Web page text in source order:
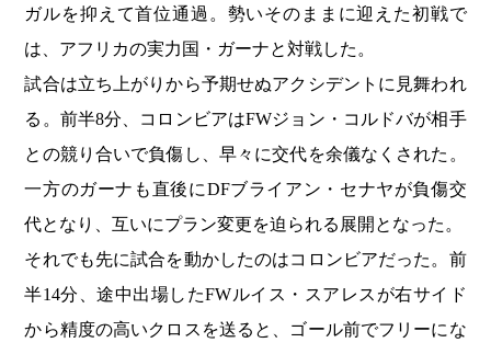
ガルを抑えて首位通過。勢いそのままに迎えた初戦で
は、アフリカの実力国・ガーナと対戦した。
試合は立ち上がりから予期せぬアクシデントに見舞われ
る。前半8分、コロンビアはFWジョン・コルドバが相手
との競り合いで負傷し、早々に交代を余儀なくされた。
一方のガーナも直後にDFブライアン・セナヤが負傷交
代となり、互いにプラン変更を迫られる展開となった。
それでも先に試合を動かしたのはコロンビアだった。前
半14分、途中出場したFWルイス・スアレスが右サイド
から精度の高いクロスを送ると、ゴール前でフリーにな